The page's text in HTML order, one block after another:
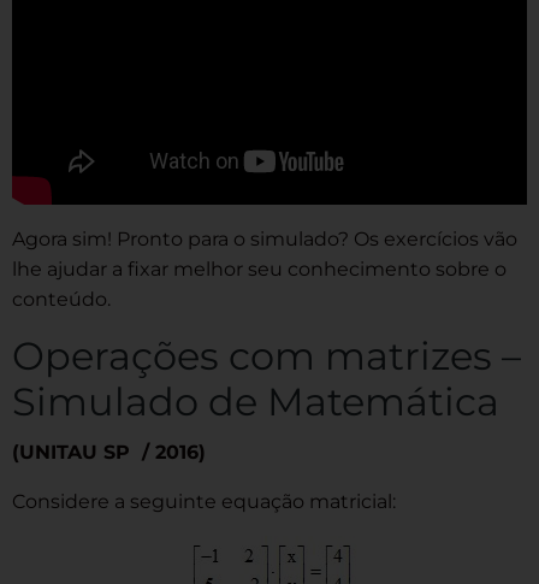
Agora sim! Pronto para o simulado? Os exercícios vão
lhe ajudar a fixar melhor seu conhecimento sobre o
conteúdo.
Operações com matrizes –
Simulado de Matemática
(UNITAU SP / 2016)
Considere a seguinte equação matricial: